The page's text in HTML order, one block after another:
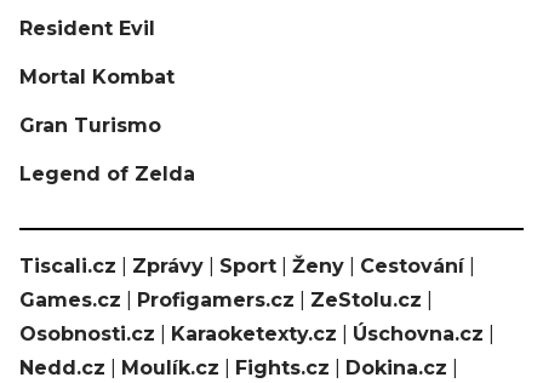
Resident Evil
Mortal Kombat
Gran Turismo
Legend of Zelda
Tiscali.cz Zprávy Sport Ženy Cestování|
Games.cz
Profigamers.cz ZeStolu.cz
Osobnosti.cz
Karaoketexty.cz Úschovna.cz
Nedd.cz
Moulík.cz Fights.cz Dokina.cz